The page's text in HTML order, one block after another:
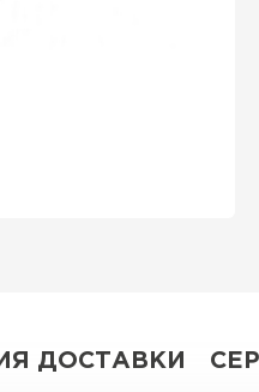
ДОСТАВКИ